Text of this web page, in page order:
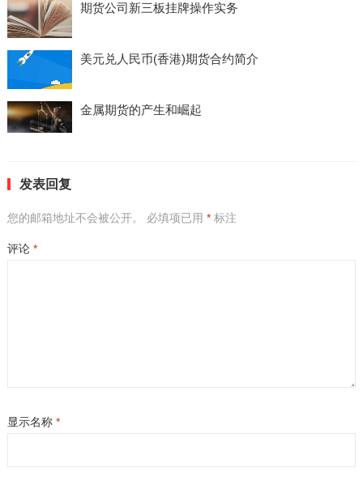
期货公司新三板挂牌操作实务
美元兑人民币(香港)期货合约简介
金属期货的产生和崛起
发表回复
您的邮箱地址不会被公开。 必填项已用 *标注
评论 *
显示名称 *